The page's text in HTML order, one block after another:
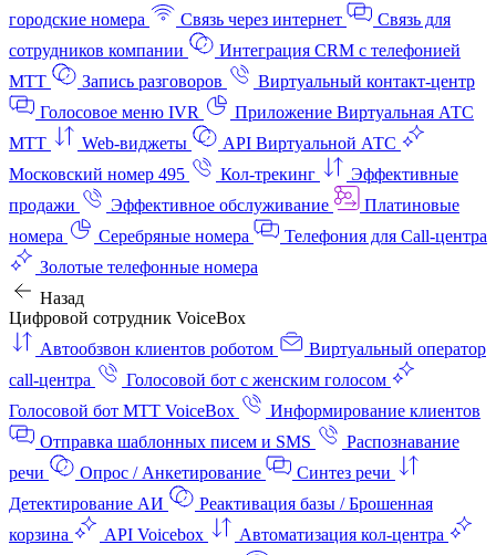
городские номера
Связь через интернет
Связь для
сотрудников компании
Интеграция CRM с телефонией
МТТ
Запись разговоров
Виртуальный контакт‑центр
Голосовое меню IVR
Приложение Виртуальная АТС
МТТ
Web-виджеты
API Виртуальной АТС
Московский номер 495
Кол-трекинг
Эффективные
продажи
Эффективное обслуживание
Платиновые
номера
Серебряные номера
Телефония для Call-центра
Золотые телефонные номера
Назад
Цифровой сотрудник VoiceBox
Автообзвон клиентов роботом
Виртуальный оператор
call-центра
Голосовой бот с женским голосом
Голосовой бот МТТ VoiceBox
Информирование клиентов
Отправка шаблонных писем и SMS
Распознавание
речи
Опрос / Анкетирование
Синтез речи
Детектирование АИ
Реактивация базы / Брошенная
корзина
API Voicebox
Автоматизация кол‑центра